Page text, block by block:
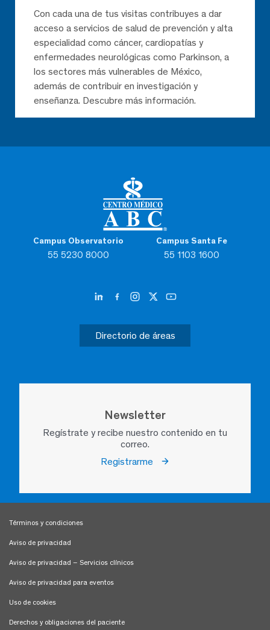
Campus Observatorio
55 5230 8000
Campus Santa Fe
55 1103 1600
Directorio de áreas
Newsletter
Regístrate y recibe nuestro contenido en tu
correo.
Registrarme
Con cada una de tus visitas contribuyes a dar
acceso a servicios de salud de prevención y alta
especialidad como cáncer, cardiopatías y
enfermedades neurológicas como Parkinson, a
los sectores más vulnerables de México,
además de contribuir en investigación y
enseñanza. Descubre más información.
Términos y condiciones
Aviso de privacidad
Aviso de privacidad – Servicios clínicos
Aviso de privacidad para eventos
Uso de cookies
Derechos y obligaciones del paciente